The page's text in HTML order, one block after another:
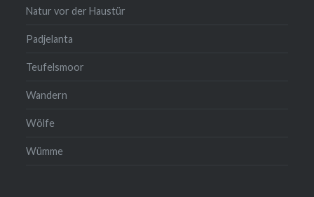
Natur vor der Haustür
Padjelanta
Teufelsmoor
Wandern
Wölfe
Wümme